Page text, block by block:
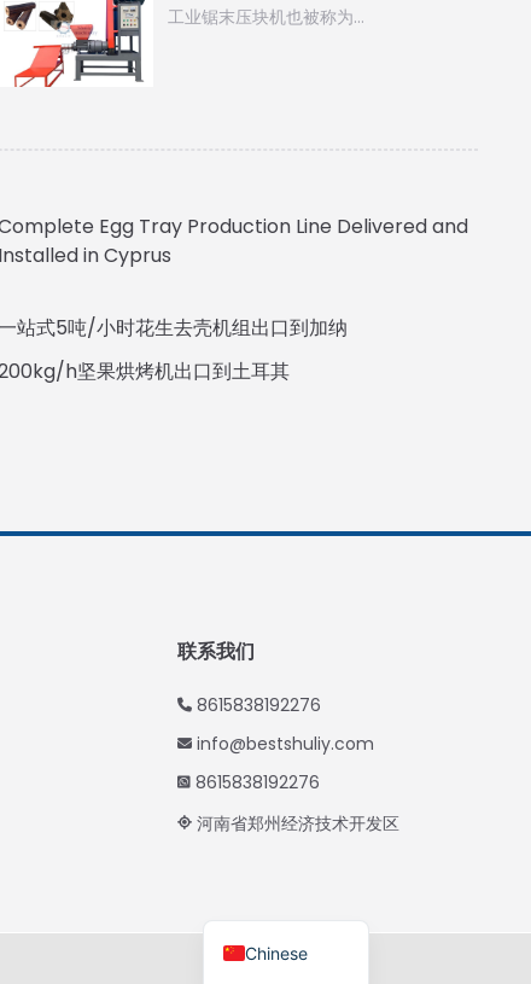
工业锯末压块机也被称为…
Egg Tray Production Line Delivered and
Installed in Cyprus
站式5吨/小时花生去壳机组出口到加纳
h坚果烘烤机出口到土耳其
联系我们
8615838192276
info@bestshuliy.com
8615838192276
河南省郑州经济技术开发区
Chinese
French
German
Portuguese
Russian
Urdu
Italian